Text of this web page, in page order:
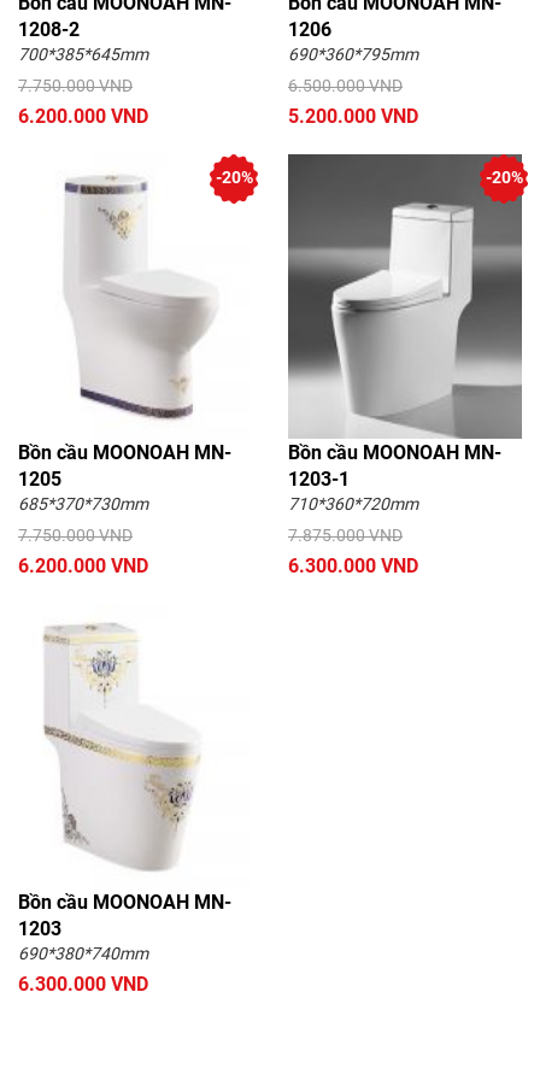
1208-2
700*385*645mm
7.750.000 VND
6.200.000 VND
1206
690*360*795mm
6.500.000 VND
5.200.000 VND
Bồn cầu MOONOAH MN-
1205
685*370*730mm
7.750.000 VND
6.200.000 VND
-20%
Bồn cầu MOONOAH MN-
1203-1
710*360*720mm
7.875.000 VND
6.300.000 VND
-20%
Bồn cầu MOONOAH MN-
1203
690*380*740mm
6.300.000 VND